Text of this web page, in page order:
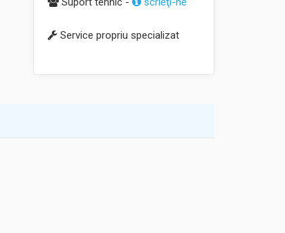
Service propriu specializat